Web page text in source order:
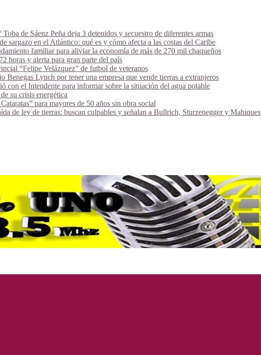
de Sáenz Peña deja 3 detenidos y secuestro de diferentes armas
sargazo en el Atlántico: qué es y cómo afecta a las costas del Caribe
familiar para aliviar la economía de más de 270 mil chaqueños
horas y alerta para gran parte del país
“Felipe Velázquez” de futbol de veteranos
Benegas Lynch por tener una empresa que vende tierras a extranjeros
con el Intendente para informar sobre la situación del agua potable
su crisis energética
para mayores de 50 años sin obra social
de ley de tierras: buscan culpables y señalan a Bullrich, Sturzenegger y Mahiques